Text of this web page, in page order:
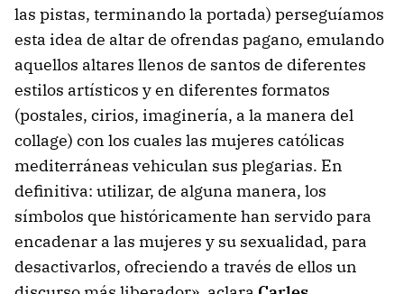
las pistas, terminando la portada) perseguíamos
esta idea de altar de ofrendas pagano, emulando
aquellos altares llenos de santos de diferentes
estilos artísticos y en diferentes formatos
(postales, cirios, imaginería, a la manera del
collage) con los cuales las mujeres católicas
mediterráneas vehiculan sus plegarias. En
definitiva: utilizar, de alguna manera, los
símbolos que históricamente han servido para
encadenar a las mujeres y su sexualidad, para
desactivarlos, ofreciendo a través de ellos un